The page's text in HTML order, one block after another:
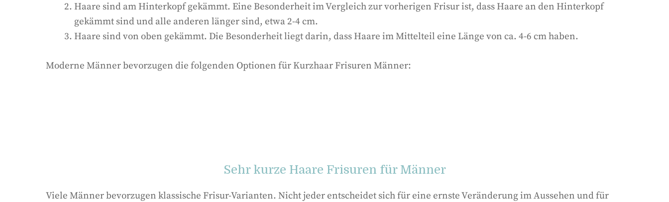
Haare sind am Hinterkopf gekämmt. Eine Besonderheit im Vergleich zur vorherigen Frisur ist, dass Haare an den Hinterkopf
gekämmt sind und alle anderen länger sind, etwa 2-4 cm.
Haare sind von oben gekämmt. Die Besonderheit liegt darin, dass Haare im Mittelteil eine Länge von ca. 4-6 cm haben.
Moderne Männer bevorzugen die folgenden Optionen für Kurzhaar Frisuren Männer:
Sehr kurze Haare Frisuren für Männer
Viele Männer bevorzugen klassische Frisur-Varianten. Nicht jeder entscheidet sich für eine ernste Veränderung im Aussehen und für